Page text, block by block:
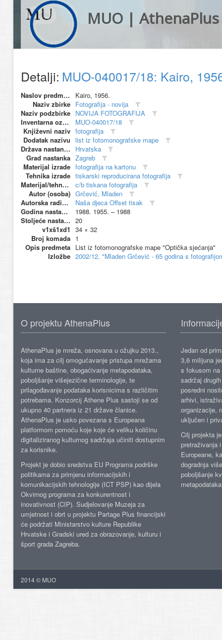
MUO | AthenaPlus
Detalji: MUO-040017/18: Kairo,
Naslov predmeta
Kairo, 1956.
Naziv zbirke Fotografija - novija
Naziv podzbirke NOVIJA FOTOGRAFIJA
Inventarna oznaka
MUO-040017/18
Književni naziv fotografija
Dodatak nazivu
list iz fotomonografske mape
Država nastanka
Hrvatska
Grad nastanka Zagreb
Materijal izrade fotografija na kartonu
Tehnika izrade tiskarski reproducirana fotografija
Materijal/tehnika
c/b tiskana fotografija
Autor (osoba) Grčević, Mladen
Autorska radionica (proizvođač)
Naša djeca Offset tisak
Godina nastanka
1988. 1955. – 1988
Stoljeće nastanka 20
v1xš1xd1
34 × 32
Broj komada 1
Opis predmeta List iz fotomonografske mape "Optička sjećanja"
Izložbe 2002/12, "Mladen Grčević - 65 godina s
O projektu AthenaPlus
AthenaPlus je mreža, osnovana u ožujku 2013.,
koja ima za cilj omogućavanje pristupa mrežama
kulturne baštine, obogaćivanje metapodataka,
poboljšanje višejezične terminologije, te
prilagođavanje podataka korisnicima s različitim
potrebama. Konzorcij Athene Plus sastoji se od
ukupno 40 partnera iz 21 države članice.
AthenaPlus je usko povezana s Europeana
platformom pomoću koje koje će veliku količinu
digitaliziranog kulturnog sadržaja učiniti dostupnim
za korisnike.
Projekt je dobio sredstva EU Programa podrške
politikama za primjenu informacijskih i
komunikacijskih tehnologije (ICT PSP) kao dijela
Okvirnog programa za konkurentnost i
inovativnost (CIP). Sudjelovanje Muzeja za
umjetnost i obrt u projektu Partage Plus financijski
će podržati Ministarstvo kulture Republike
Hrvatske i Gradski ured za obrazovanje, kulturu i
šport grada Zagreba.
Jedan od
3,6 milijuna
s fokusom
sadržaj
posredni
arhivi,
organizacije,
uključen i
Cilj projekta
pretraživanja
Europeane,
dogradnja
poboljšanje
2014 © MUO